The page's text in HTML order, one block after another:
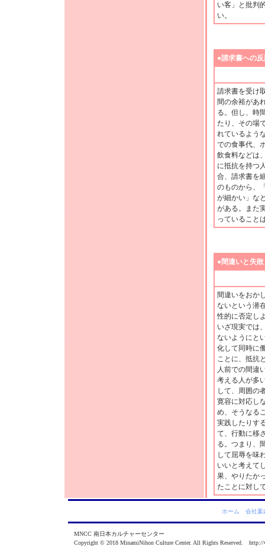
い客」と批判
い。
●請求書への反
請求書を受け
間の余裕があ
る。但し、時
たり、その場
れているよう
での食事代、
飲食料などは
に抵抗を持つ
合、請求書を
のものから、
が細かい」な
がある。また
っていること
●間違いと失敗
間違いをおか
ないという潜
性的に否定し
いざ現実では
ないようにと
化して同時に
ことに、抵抗
人前での間違
考える人が多
して、周囲の
寛容に対応し
め、そうなる
実践したりす
て、行動に移
る。つまり、
して屈辱を味
いいと考えて
果、やりたか
たことに対し
ホーム 会社案
MNCC 南日本カルチャーセンター
Copyright © 2018 MinamiNihon Culture Center. All Rights Reserved. http://